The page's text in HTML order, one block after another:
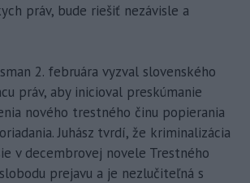
práv, bude riešiť nezávisle a
2. februára vyzval slovenského
práv, aby inicioval preskúmanie
nového trestného činu popierania
Juhász tvrdí, že kriminalizácia
v decembrovej novele Trestného
prejavu a je nezlučiteľná s